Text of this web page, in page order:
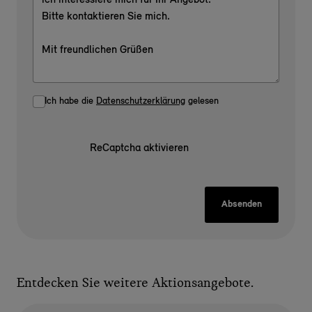
Ich habe die Datenschutzerklärung gelesen
ReCaptcha aktivieren
Absenden
Entdecken Sie weitere Aktionsangebote.